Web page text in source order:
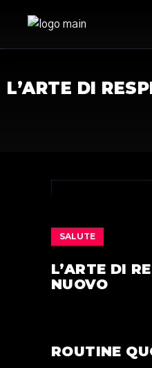
L’ARTE DI
SALUTE
L’ARTE DI
NUOVO
ROUTINE